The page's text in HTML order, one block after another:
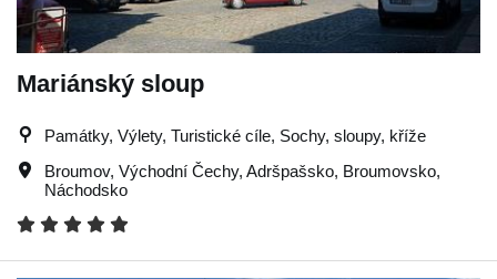
Mariánský sloup
Památky, Výlety, Turistické cíle, Sochy, sloupy, kříže
Broumov, Východní Čechy, Adršpašsko, Broumovsko,
Náchodsko